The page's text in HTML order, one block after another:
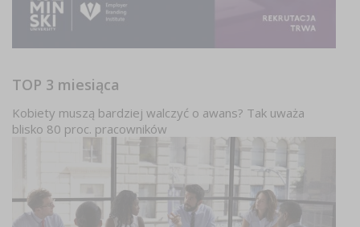
TOP 3 miesiąca
Kobiety muszą bardziej walczyć o awans? Tak uważa
blisko 80 proc. pracowników